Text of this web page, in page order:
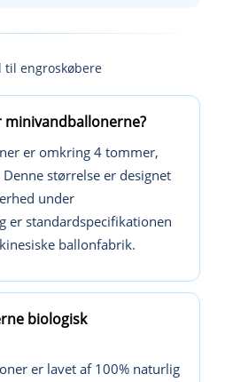
til engroskøbere
er omkring 4 tommer,
størrelse er designet
under
er standardspecifikationen
ballonfabrik.
biologisk
er lavet af 100% naturlig